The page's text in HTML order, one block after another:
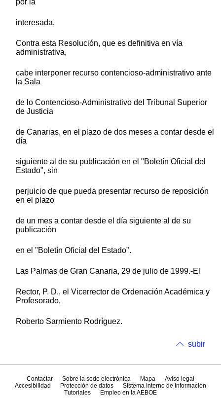
interesada.
Contra esta Resolución, que es definitiva en vía
administrativa,
cabe interponer recurso contencioso-administrativo ante
la Sala
de lo Contencioso-Administrativo del Tribunal Superior
de Justicia
de Canarias, en el plazo de dos meses a contar desde el
día
siguiente al de su publicación en el "Boletín Oficial del
Estado", sin
perjuicio de que pueda presentar recurso de reposición
en el plazo
de un mes a contar desde el día siguiente al de su
publicación
en el "Boletín Oficial del Estado".
Las Palmas de Gran Canaria, 29 de julio de 1999.-El
Rector, P. D., el Vicerrector de Ordenación Académica y
Profesorado,
Roberto Sarmiento Rodríguez.
subir
Contactar Sobre la sede electrónica Mapa
Aviso legal
Accesibilidad
Protección de datos
Sistema Interno de Información
Tutoriales
Empleo en la AEBOE